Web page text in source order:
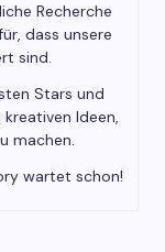
Recherche
dass unsere
sind.
Stars und
Ideen,
machen.
wartet schon!